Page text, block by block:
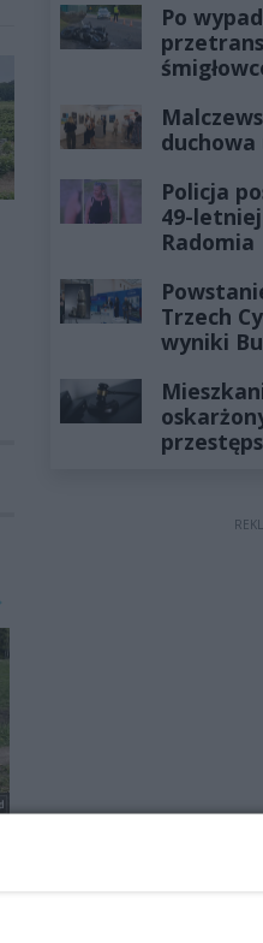
Po
żyłach
duchowa
Policja
49-
Radomia
Trzech
wyniki